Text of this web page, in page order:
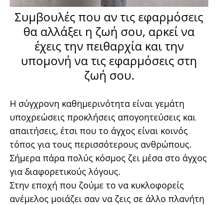
Συμβουλές που αν τις εφαρμόσεις
θα αλλάξει η ζωή σου, αρκεί να
έχεις την πειθαρχία και την
υπομονή να τις εφαρμόσεις στη
ζωή σου.
Η σύγχρονη καθημερινότητα είναι γεμάτη
υποχρεώσεις προκλήσεις απογοητεύσεις και
απαιτήσεις, έτσι που το άγχος είναι κοινός
τόπος για τους περισσότερους ανθρώπους.
Σήμερα πάρα πολύς κόσμος ζει μέσα στο άγχος
για διαφορετικούς λόγους.
Στην εποχή που ζούμε το να κυκλοφορείς
ανέμελος μοιάζει σαν να ζεις σε άλλο πλανήτη